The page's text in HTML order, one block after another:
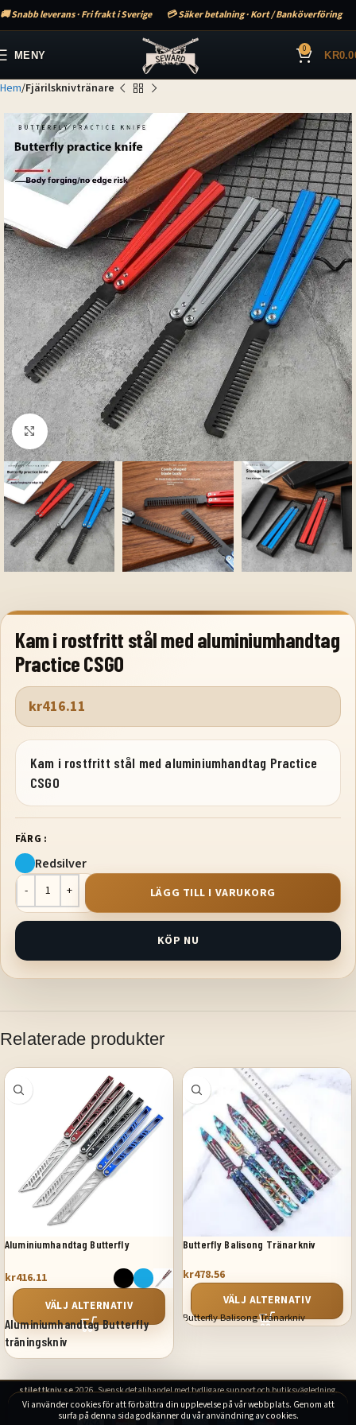
🚚 Snabb leverans · Fri frakt i Sverige 💳 Säker betalning · Kort / Banköverföring
MENY 0 KR
Hem Fjärilsknivtränare
Klicka för att förstora
Kam i rostfritt stål med aluminiumhandtag
Practice CSGO
kr416.11
Kam i rostfritt stål med aluminiumhandtag Practice
CSGO
FÄRG
Redsilver
LÄGG TILL I VARUKORG
KÖP NU
Relaterade produkter
Aluminiumhandtag Butterfly
kr416.11
VÄLJ ALTERNATIV
Aluminiumhandtag Butterfly
träningskniv
Butterfly Balisong Tränarkniv
kr478.56
VÄLJ ALTERNATIV
Butterfly Balisong Tränarkniv
stilettkniv.se2026. Svensk detaljhandel med tydligare support och butiksvägledning.
Vi använder cookies för att förbättra din upplevelse på vår webbplats. Genom att
surfa på denna sida godkänner du vår användning av cookies.